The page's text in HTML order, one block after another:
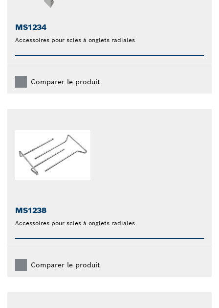
MS1234
Accessoires pour scies à onglets radiales
Comparer le produit
MS1238
Accessoires pour scies à onglets radiales
Comparer le produit